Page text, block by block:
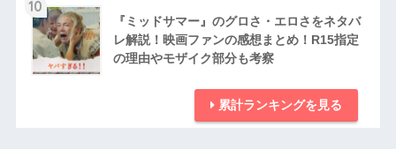
10
『ミッドサマー』のグロさ・エロさをネタバ
レ解説！映画ファンの感想まとめ！R15指定
の理由やモザイク部分も考察
累計ランキングを見る